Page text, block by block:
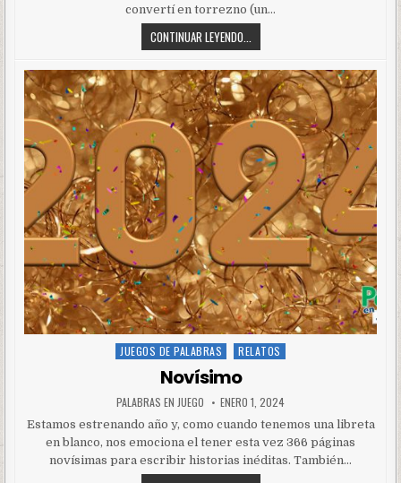
convertí en torrezno (un…
CONTINUAR LEYENDO...
Posted
JUEGOS DE PALABRAS RELATOS
Novísimo
PALABRAS EN JUEGO ENERO 1, 2024
Estamos estrenando año y, como cuando tenemos una libreta
en blanco, nos emociona el tener esta vez 366 páginas
novísimas para escribir historias inéditas. También…